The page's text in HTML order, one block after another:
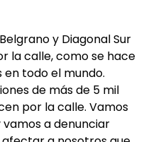
y Diagonal Sur
la calle, como se hace
todo el mundo.
de más de 5 mil
por la calle. Vamos
a denunciar